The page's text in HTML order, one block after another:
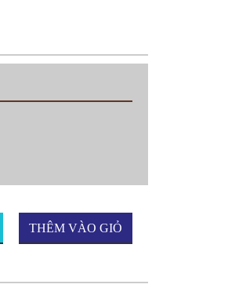
THÊM VÀO GIỎ